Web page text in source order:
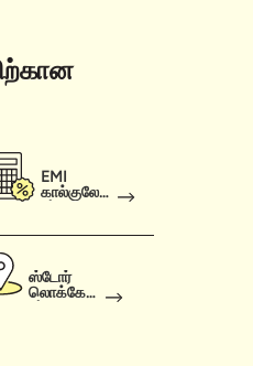
EMI
கால்குலேட்
ஸ்டோர்
லொக்கேட்